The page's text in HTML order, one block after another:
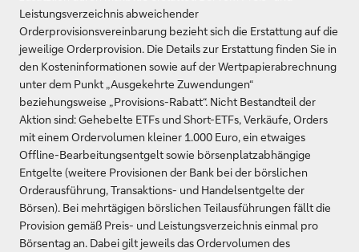
Leistungsverzeichnis abweichender
Orderprovisionsvereinbarung bezieht sich die Erstattung auf die
jeweilige Orderprovision. Die Details zur Erstattung finden Sie in
den Kosteninformationen sowie auf der Wertpapierabrechnung
unter dem Punkt „Ausgekehrte Zuwendungen“
beziehungsweise „Provisions-Rabatt“. Nicht Bestandteil der
Aktion sind: Gehebelte ETFs und Short-ETFs, Verkäufe, Orders
mit einem Ordervolumen kleiner 1.000 Euro, ein etwaiges
Offline-Bearbeitungsentgelt sowie börsenplatzabhängige
Entgelte (weitere Provisionen der Bank bei der börslichen
Orderausführung, Transaktions- und Handelsentgelte der
Börsen). Bei mehrtägigen börslichen Teilausführungen fällt die
Provision gemäß Preis- und Leistungsverzeichnis einmal pro
Börsentag an. Dabei gilt jeweils das Ordervolumen des